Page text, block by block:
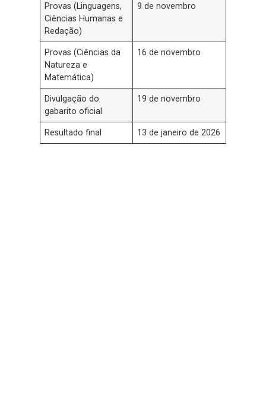
Provas (Linguagens,
Ciências Humanas e
Redação)
9 de novembro
Provas (Ciências da
Natureza e
Matemática)
16 de novembro
Divulgação do
gabarito oficial
19 de novembro
Resultado final 13 de janeiro de 2026